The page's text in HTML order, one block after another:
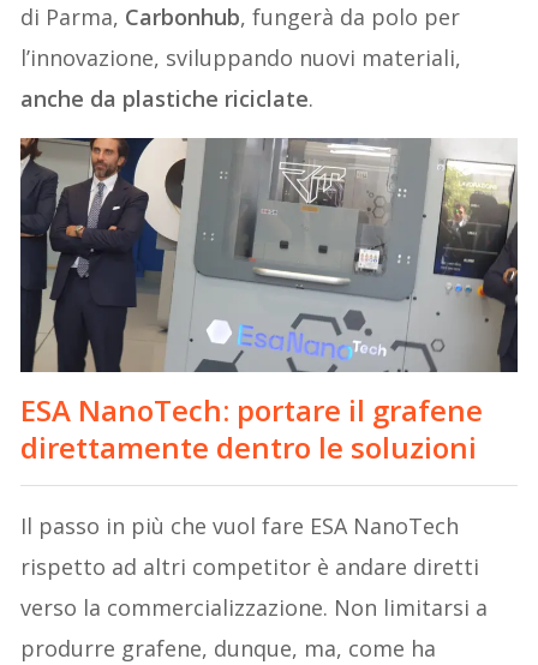
di Parma, Carbonhub, fungerà da polo per
l’innovazione, sviluppando nuovi materiali,
anche da plastiche riciclate.
ESA NanoTech: portare il grafene
direttamente dentro le soluzioni
Il passo in più che vuol fare ESA NanoTech
rispetto ad altri competitor è andare diretti
verso la commercializzazione. Non limitarsi a
produrre grafene, dunque, ma, come ha